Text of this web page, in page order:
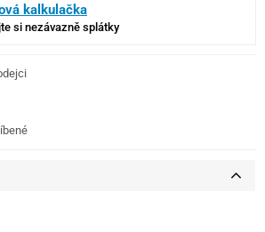
kalkulačka
si nezávazně splátky